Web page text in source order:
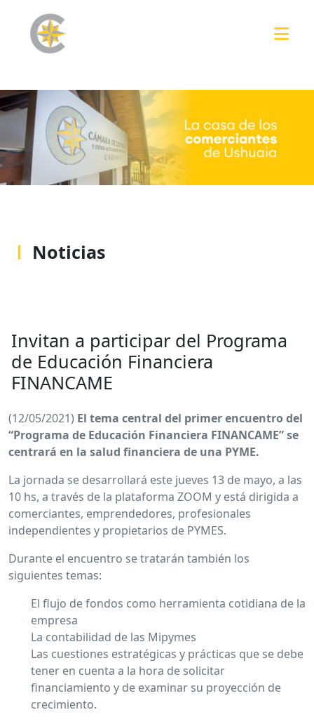
Noticias
Invitan a participar del Programa
de Educación Financiera
FINANCAME
(12/05/2021) El tema central del primer encuentro del
“Programa de Educación Financiera FINANCAME” se
centrará en la salud financiera de una PYME.
La jornada se desarrollará este jueves 13 de mayo, a las
10 hs, a través de la plataforma ZOOM y está dirigida a
comerciantes, emprendedores, profesionales
independientes y propietarios de PYMES.
Durante el encuentro se tratarán también los
siguientes temas:
El flujo de fondos como herramienta cotidiana de la
empresa
La contabilidad de las Mipymes
Las cuestiones estratégicas y prácticas que se debe
tener en cuenta a la hora de solicitar
financiamiento y de examinar su proyección de
crecimiento.